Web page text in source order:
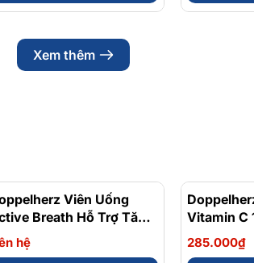
200mg -
Xem thêm
Viên Uống
Breath Hỗ Trợ Tăng
Chức Năng Phổi
30 Viên
hệ
Vitamin C
Tăng
Hộp 30
285.000₫